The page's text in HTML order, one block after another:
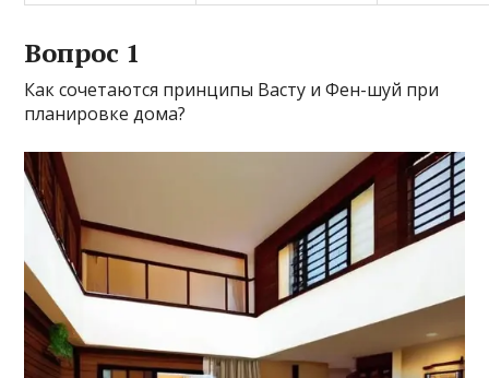
Вопрос 1
Как сочетаются принципы Васту и Фен-шуй при
планировке дома?